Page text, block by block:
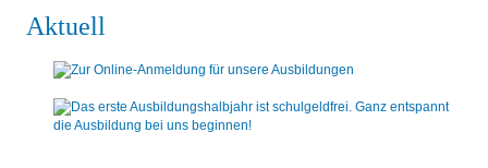
Aktuell